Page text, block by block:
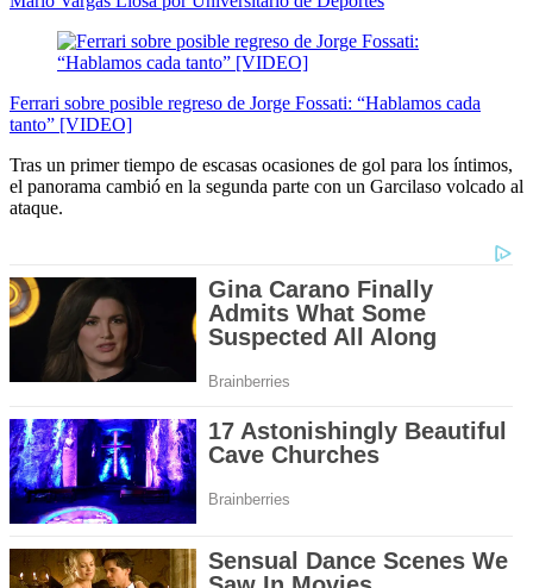
Ferrari sobre posible regreso de Jorge Fossati: “Hablamos cada
tanto” [VIDEO]
Tras un primer tiempo de escasas ocasiones de gol para los íntimos,
el panorama cambió en la segunda parte con un Garcilaso volcado al
ataque.